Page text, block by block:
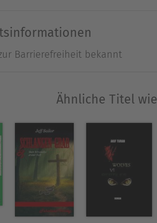
Nomenklatur zu
1970) ist
von Schlangen und
Hobbies. Er hat mehrere
Barrierefreiheit bekannt
Ähnliche Titel